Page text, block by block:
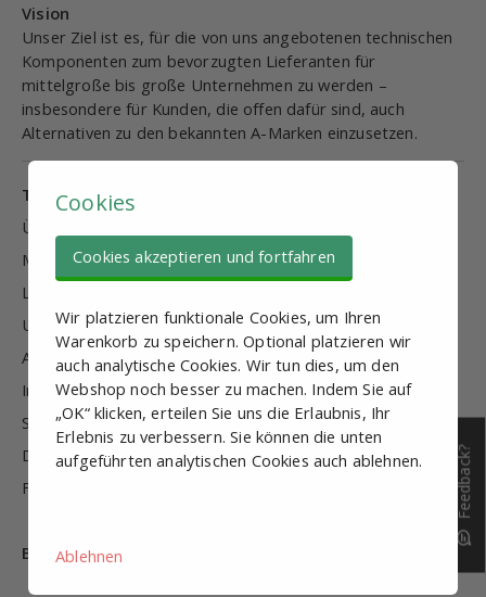
Vision
Unser Ziel ist es, für die von uns angebotenen technischen
Komponenten zum bevorzugten Lieferanten für
mittelgroße bis große Unternehmen zu werden –
insbesondere für Kunden, die offen dafür sind, auch
Alternativen zu den bekannten A-Marken einzusetzen.
TechniComponents
Über uns
Mission & Vision
Leistungen
Unternehmensinformationen
Allgemeine Geschäftsbedingungen
Impressum
Sicherheit
Datenschutz-Bestimmungen
FAQ
Blog
Cookies
Cookies akzeptieren und fortfahren
Wir platzieren funktionale Cookies, um Ihren
Warenkorb zu speichern. Optional platzieren wir
auch analytische Cookies. Wir tun dies, um den
Webshop noch besser zu machen. Indem Sie auf
„OK“ klicken, erteilen Sie uns die Erlaubnis, Ihr
Erlebnis zu verbessern. Sie können die unten
aufgeführten analytischen Cookies auch ablehnen.
Ablehnen
Feedback?